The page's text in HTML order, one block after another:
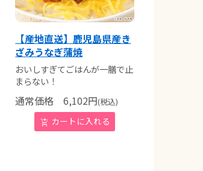
【産地直送】鹿児島県産き
ざみうなぎ蒲焼
おいしすぎてごはんが一膳で止
まらない！
通常価格 6,102円(税込)